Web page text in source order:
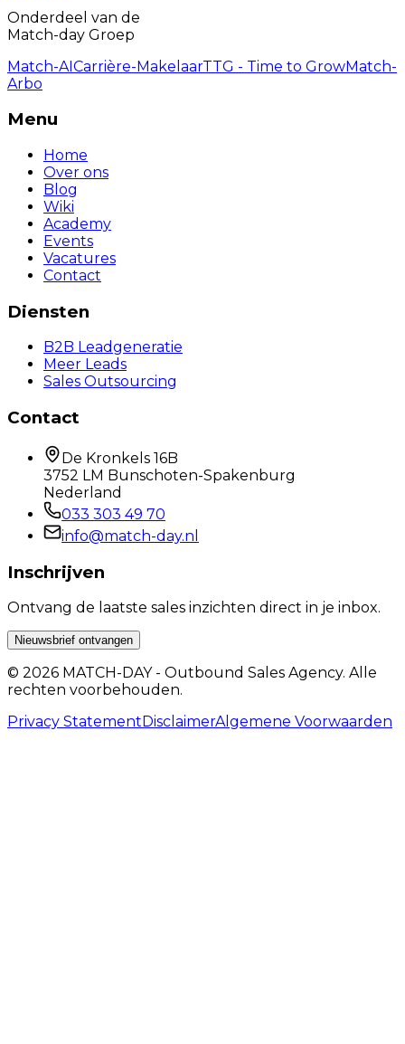
Onderdeel van de
Match-day Groep
Match-AICarrière-MakelaarTTG - Time to GrowMatch-
Arbo
Menu
Home
Over ons
Blog
Wiki
Academy
Events
Vacatures
Contact
Diensten
B2B Leadgeneratie
Meer Leads
Sales Outsourcing
Contact
De Kronkels 16B
3752 LM Bunschoten-Spakenburg
Nederland
033 303 49 70
info@match-day.nl
Inschrijven
Ontvang de laatste sales inzichten direct in je inbox.
Nieuwsbrief ontvangen
© 2026 MATCH-DAY - Outbound Sales Agency. Alle
rechten voorbehouden.
Privacy Statement DisclaimerAlgemene Voorwaarden